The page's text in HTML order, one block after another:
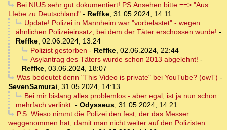
Bei NIUS sehr gut dokumentiert! PS:Ansehen bitte ==> "Aus
LIebe zu Deutschland" - Reffke, 31.05.2024, 14:11
Update! Polizei in Mannheim war "vorbelastet" - wegen
ähnlichen Polizeieinsatz, bei dem der Täter erschossen wurde! -
Reffke, 02.06.2024, 13:24
Polizist gestorben - Reffke, 02.06.2024, 22:44
Asylantrag des Täters wurde schon 2013 abgelehnt! -
Reffke, 03.06.2024, 18:07
Was bedeutet denn "This Video is private" bei YouTube? (owT) -
SevenSamurai, 31.05.2024, 14:13
Bei mir bislang alles problemlos - aber egal, ist ja nun schon
mehrfach verlinkt. - Odysseus, 31.05.2024, 14:21
P.S. Wieso nimmt die Polizei den fest, der das Messer
weggenommen hat, damit man nicht weiter auf den Polizisten